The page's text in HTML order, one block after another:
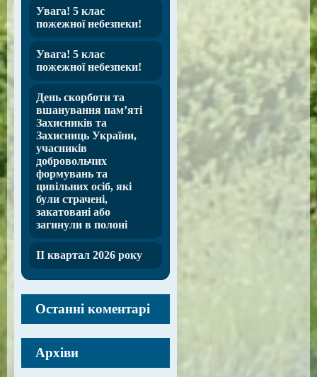
Увага! 5 клас
пожежної небезпеки!
Увага! 5 клас
пожежної небезпеки!
День скорботи та
вшанування пам’яті
Захисників та
Захисниць України,
учасників
добровольчих
формувань та
цивільних осіб, які
були страчені,
закатовані або
загинули в полоні
ІІ квартал 2026 року
Останні коментарі
Архіви